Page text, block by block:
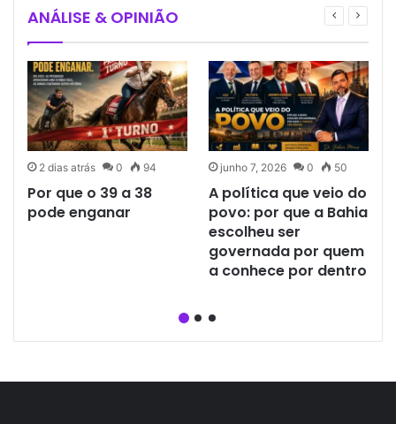
ANÁLISE & OPINIÃO
2 dias atrás 0 94
Por que o 39 a 38
pode enganar
junho 7, 2026 0 50
A política que veio do
povo: por que a Bahia
escolheu ser
governada por quem
a conhece por dentro